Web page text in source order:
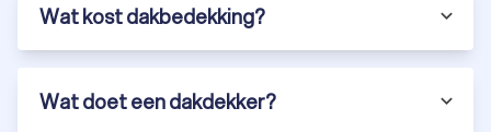
Wat kost dakbedekking?
Wat doet een dakdekker?